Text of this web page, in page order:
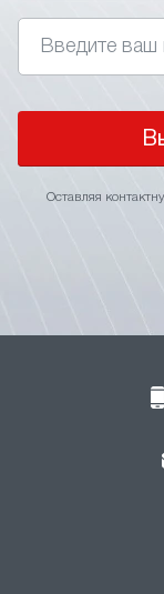
Оставляя